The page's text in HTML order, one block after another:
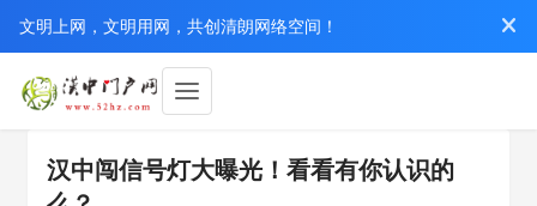
文明上网，文明用网，共创清朗网络空间！
汉中闯信号灯大曝光！看看有你认识的